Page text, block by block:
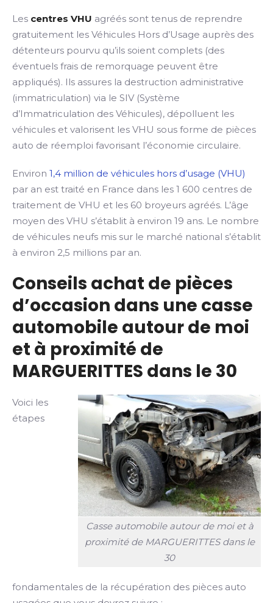
Les centres VHU agréés sont tenus de reprendre
gratuitement les Véhicules Hors d’Usage auprès des
détenteurs pourvu qu’ils soient complets (des
éventuels frais de remorquage peuvent être
appliqués). Ils assures la destruction administrative
(immatriculation) via le SIV (Système
d’Immatriculation des Véhicules), dépolluent les
véhicules et valorisent les VHU sous forme de pièces
auto de réemploi favorisant l’économie circulaire.
Environ 1,4 million de véhicules hors d’usage (VHU)
par an est traité en France dans les 1 600 centres de
traitement de VHU et les 60 broyeurs agréés. L’âge
moyen des VHU s’établit à environ 19 ans. Le nombre
de véhicules neufs mis sur le marché national s’établit
à environ 2,5 millions par an.
Conseils achat de pièces
d’occasion dans une casse
automobile autour de moi
et à proximité de
MARGUERITTES dans le 30
Casse automobile autour de moi et à
proximité de MARGUERITTES dans le
30
Voici les
étapes
fondamentales de la récupération des pièces auto